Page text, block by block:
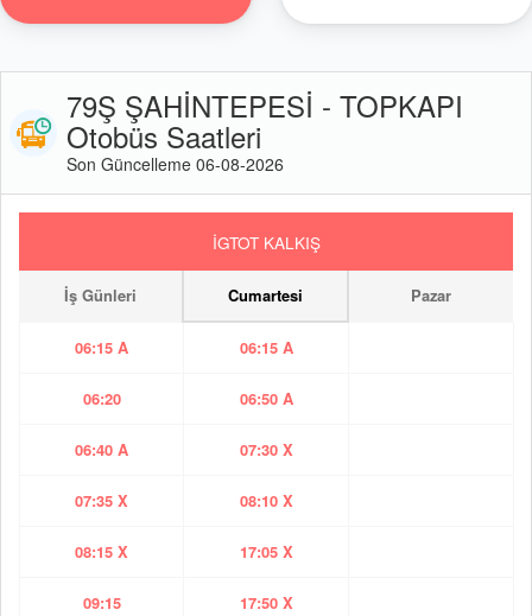
79Ş ŞAHİNTEPESİ - TOPKAPI
Otobüs Saatleri
Son Güncelleme 06-08-2026
İGTOT KALKIŞ
İş Günleri Cumartesi Pazar
06:15 A 06:15 A
06:20 06:50 A
06:40 A 07:30 X
07:35 X 08:10 X
08:15 X 17:05 X
09:15 17:50 X